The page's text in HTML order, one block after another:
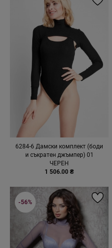
6284-6 Дамски комплект (боди
и съкратен джъмпер) 01
ЧЕРЕН
1 506.00 ₴
-56%